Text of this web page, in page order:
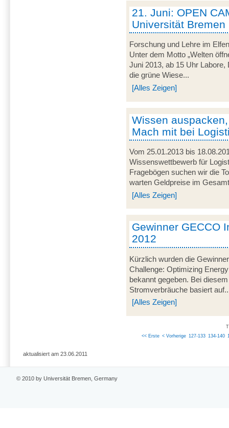
21. Juni: OPEN
Universität Bremen
Forschung und Lehre im
Unter dem Motto „Welten
Juni 2013, ab 15 Uhr
die grüne Wiese...
[Alles Zeigen]
Wissen
Mach mit bei
Vom 25.01.2013 bis
Wissenswettbewerb für
Fragebögen suchen wir die
warten Geldpreise im
[Alles Zeigen]
Gewinner GECCO
2012
Kürzlich wurden die
Challenge: Optimizing
bekannt gegeben. Bei
Stromverbräuche basiert
[Alles Zeigen]
<< Erste < Vorherige 127-133 134-140
aktualisiert am 23.06.2011
© 2010 by Universität Bremen, Germany